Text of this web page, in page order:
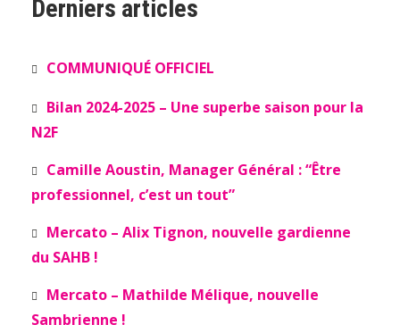
Derniers articles
COMMUNIQUÉ OFFICIEL
Bilan 2024-2025 – Une superbe saison pour la
N2F
Camille Aoustin, Manager Général : “Être
professionnel, c’est un tout”
Mercato – Alix Tignon, nouvelle gardienne
du SAHB !
Mercato – Mathilde Mélique, nouvelle
Sambrienne !